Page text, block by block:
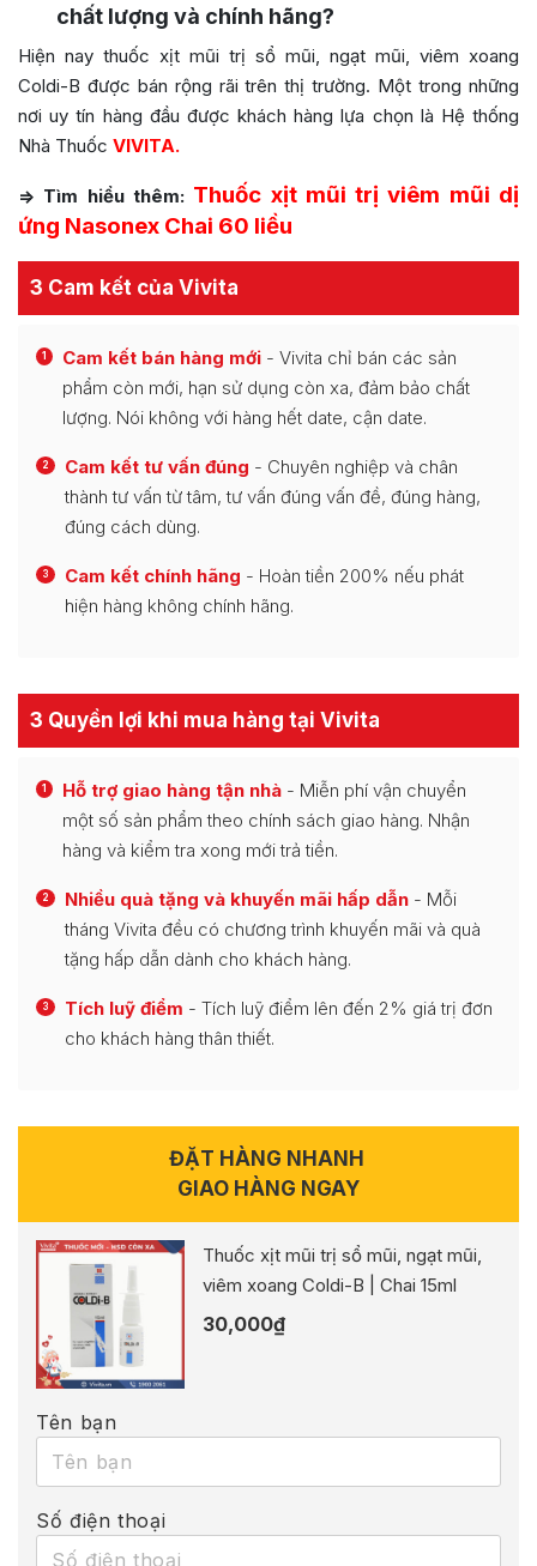
chất lượng và chính hãng?
Hiện nay thuốc xịt mũi trị sổ mũi, ngạt mũi, viêm xoang
Coldi-B được bán rộng rãi trên thị trường. Một trong những
nơi uy tín hàng đầu được khách hàng lựa chọn là Hệ thống
Nhà Thuốc VIVITA.
=> Tìm hiểu thêm: Thuốc xịt mũi trị viêm mũi dị
ứng Nasonex Chai 60 liều
3 Cam kết của Vivita
1 Cam kết bán hàng mới - Vivita chỉ bán các sản
phẩm còn mới, hạn sử dụng còn xa, đảm bảo chất
lượng. Nói không với hàng hết date, cận date.
2 Cam kết tư vấn đúng - Chuyên nghiệp và chân
thành tư vấn từ tâm, tư vấn đúng vấn đề, đúng hàng,
đúng cách dùng.
3 Cam kết chính hãng - Hoàn tiền 200% nếu phát
hiện hàng không chính hãng.
3 Quyền lợi khi mua hàng tại Vivita
1 Hỗ trợ giao hàng tận nhà - Miễn phí vận chuyển
một số sản phẩm theo chính sách giao hàng. Nhận
hàng và kiểm tra xong mới trả tiền.
2 Nhiều quà tặng và khuyến mãi hấp dẫn - Mỗi
tháng Vivita đều có chương trình khuyến mãi và quà
tặng hấp dẫn dành cho khách hàng.
3 Tích luỹ điểm - Tích luỹ điểm lên đến 2% giá trị đơn
cho khách hàng thân thiết.
ĐẶT HÀNG NHANH
GIAO HÀNG NGAY
Thuốc xịt mũi trị sổ mũi, ngạt mũi,
viêm xoang Coldi-B | Chai 15ml
30,000₫
Tên bạn
Số điện thoại